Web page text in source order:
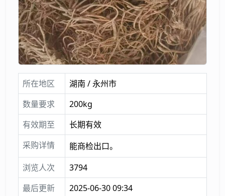
所在地区
湖南 / 永州市
数量要求
200kg
有效期至
长期有效
采购详情
能商检出口。
浏览人次
3794
最后更新
2025-06-30 09:34